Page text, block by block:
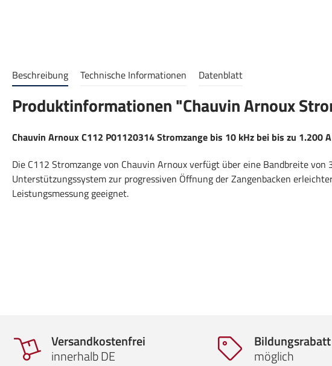
Beschreibung Technische Informationen Datenblatt
Produktinformationen "Chauvin Arnoux
Chauvin Arnoux C112 P01120314 Stromzange bis 10 kHz bei bis zu 1.200 A
Die C112 Stromzange von Chauvin Arnoux verfügt über eine Bandbreite
Unterstützungssystem zur progressiven Öffnung der Zangenbacken
Leistungsmessung geeignet.
Versandkostenfrei
innerhalb DE
Bildungsrabatt
möglich